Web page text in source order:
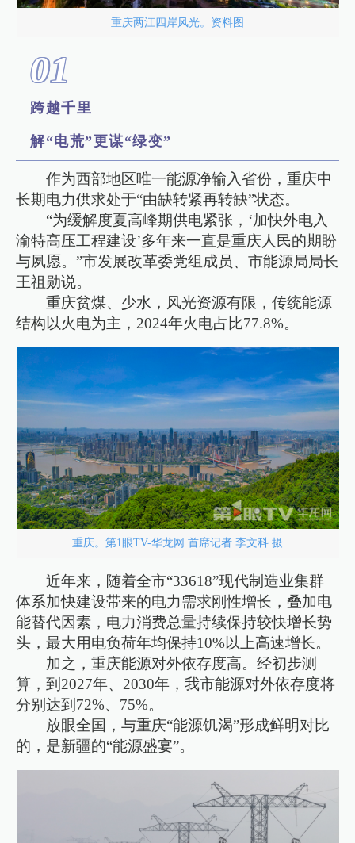
重庆两江四岸风光。资料图
01
跨越千里
解“电荒”更谋“绿变”
作为西部地区唯一能源净输入省份，重庆中
长期电力供求处于“由缺转紧再转缺”状态。
“为缓解度夏高峰期供电紧张，‘加快外电入
渝特高压工程建设’多年来一直是重庆人民的期盼
与夙愿。”市发展改革委党组成员、市能源局局长
王祖勋说。
重庆贫煤、少水，风光资源有限，传统能源
结构以火电为主，2024年火电占比77.8%。
重庆。第1眼TV-华龙网 首席记者 李文科 摄
近年来，随着全市“33618”现代制造业集群
体系加快建设带来的电力需求刚性增长，叠加电
能替代因素，电力消费总量持续保持较快增长势
头，最大用电负荷年均保持10%以上高速增长。
加之，重庆能源对外依存度高。经初步测
算，到2027年、2030年，我市能源对外依存度将
分别达到72%、75%。
放眼全国，与重庆“能源饥渴”形成鲜明对比
的，是新疆的“能源盛宴”。